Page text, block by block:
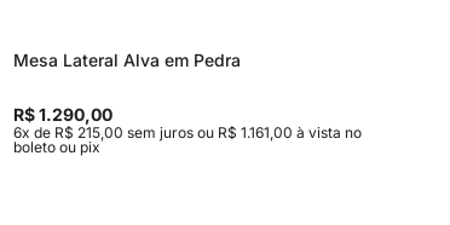
Mesa Lateral Alva em Pedra
R$ 1.290,00
6x de R$ 215,00 sem juros ou R$ 1.161,00 à vista no
boleto ou pix